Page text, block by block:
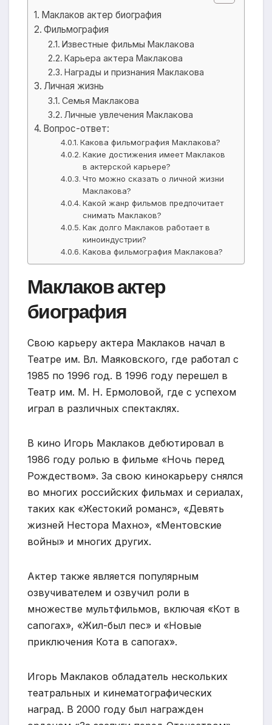
Маклаков актер биография
Фильмография
Известные фильмы Маклакова
Карьера актера Маклакова
Награды и признания Маклакова
Личная жизнь
Семья Маклакова
Личные увлечения Маклакова
Вопрос-ответ:
Какова фильмография Маклакова?
Какие достижения имеет Маклаков
в актерской карьере?
Что можно сказать о личной жизни
Маклакова?
Какой жанр фильмов предпочитает
снимать Маклаков?
Как долго Маклаков работает в
киноиндустрии?
Какова фильмография Маклакова?
Маклаков актер
биография
Свою карьеру актера Маклаков начал в
Театре им. Вл. Маяковского, где работал с
1985 по 1996 год. В 1996 году перешел в
Театр им. М. Н. Ермоловой, где с успехом
играл в различных спектаклях.
В кино Игорь Маклаков дебютировал в
1986 году ролью в фильме «Ночь перед
Рождеством». За свою кинокарьеру снялся
во многих российских фильмах и сериалах,
таких как «Жестокий романс», «Девять
жизней Нестора Махно», «Ментовские
войны» и многих других.
Актер также является популярным
озвучивателем и озвучил роли в
множестве мультфильмов, включая «Кот в
сапогах», «Жил-был пес» и «Новые
приключения Кота в сапогах».
Игорь Маклаков обладатель нескольких
театральных и кинематографических
наград. В 2000 году был награжден